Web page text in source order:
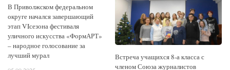
В Приволжском федеральном
округе начался завершающий
этап VIсезона фестиваля
уличного искусства «ФормАРТ»
– народное голосование за
лучший мурал
Встреча учащихся 8-а класса с
членом Союза журналистов